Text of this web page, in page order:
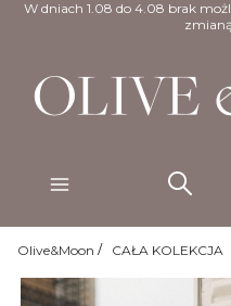
W dniach 1.08 do 4.08 brak
Menu Szukaj
Olive&Moon CAŁA KOLEKCJA